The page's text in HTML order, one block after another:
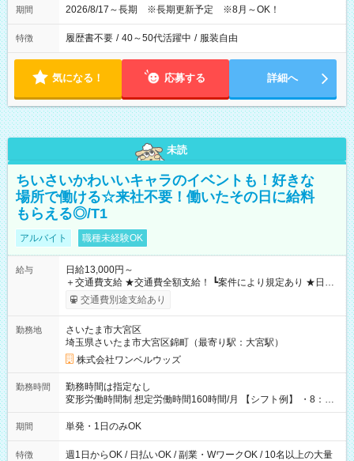
期間 2026/8/17～長期 ※長期更新予定 ※8月～OK！
特徴 履歴書不要 / 40～50代活躍中 / 服装自由
気になる！ 応募する 詳細へ
未読
ちいさいかわいいキャラのイベントも！好きな
場所で働ける☆来社不要！働いたその日に給料
もらえる◎/T1
アルバイト 職種未経験OK
給与
日給13,000円～
＋交通費支給 ★交通費全額支給！ ┗案件により規定あり ★日払
いOK！（規定あり） ┗働いたその日に現金GET♪ お仕事後はコ
ンビニATMから 日払い分を引き落とせます！ 【試用期間】試
交通費別途支給あり
勤務地
さいたま市大宮区
埼玉県さいたま市大宮区錦町（最寄り駅：大宮駅）
株式会社ワンベルウッズ
勤務時間
勤務時間は指定なし
変形労働時間制 想定労働時間160時間/月 【シフト例】 ・8：00
～21：00
期間 単発・1日のみOK
特徴
週1日からOK / 日払いOK / 副業・WワークOK / 10名以上の大量